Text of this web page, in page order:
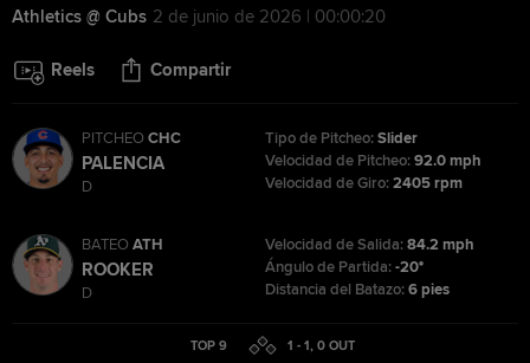
Athletics @ Cubs 2 de junio de 2026 | 00:00:20
Reels Compartir
PITCHEO CHC
PALENCIA
D
Tipo de Pitcheo:Slider
Velocidad de Pitcheo:92.0 mph
Velocidad de Giro:2405 rpm
BATEO ATH
ROOKER
D
Velocidad de Salida:84.2 mph
Ángulo de Partida:-20°
Distancia del Batazo:6 pies
TOP 9 1 - 1, 0OUT